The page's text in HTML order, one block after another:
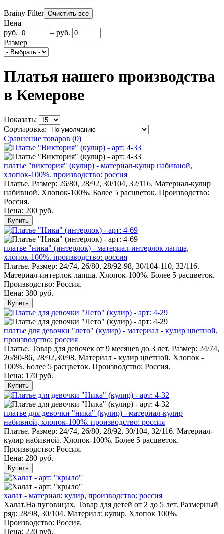
Brainy Filter
Цена
руб.
– руб.
Размер
Платья нашего производства
в Кемерове
Показать:
Сортировка:
Сравнение товаров (0)
платье "виктория" (кулир) - материал-кулир набивной,
хлопок-100%. производство: россия
Платье. Размер: 26/80, 28/92, 30/104, 32/116. Материал-кулир
набивной. Хлопок-100%. Более 5 расцветок. Производство:
Россия.
Цена: 200 руб.
Купить
платье "ника" (интерлок) - материал-интерлок лапша,
хлопок-100%. производство: россия
Платье. Размер: 24/74, 26/80, 28/92-98, 30/104-110, 32/116.
Материал-интерлок лапша. Хлопок-100%. Более 5 расцветок.
Производство: Россия.
Цена: 380 руб.
Купить
платье для девочки "лето" (кулир) - материал - кулир цветной,
производство: россия
Платье. Товар для девочек от 9 месяцев до 3 лет. Размер: 24/74,
26/80-86, 28/92,30/98. Материал - кулир цветной. Хлопок -
100%. Более 5 расцветок. Производство: Россия.
Цена: 170 руб.
Купить
платье для девочки "ника" (кулир) - материал-кулир
набивной, хлопок-100%. производство: россия
Платье. Размер: 24/74, 26/80, 28/92, 30/104, 32/116. Материал-
кулир набивной. Хлопок-100%. Более 5 расцветок.
Производство: Россия.
Цена: 280 руб.
Купить
халат - материал: кулир, производство: россия
Халат.На пуговицах. Товар для детей от 2 до 5 лет. Размерный
ряд: 28/98, 30/104. Материал: кулир. Хлопок 100%.
Производство: Россия.
Цена: 220 руб.